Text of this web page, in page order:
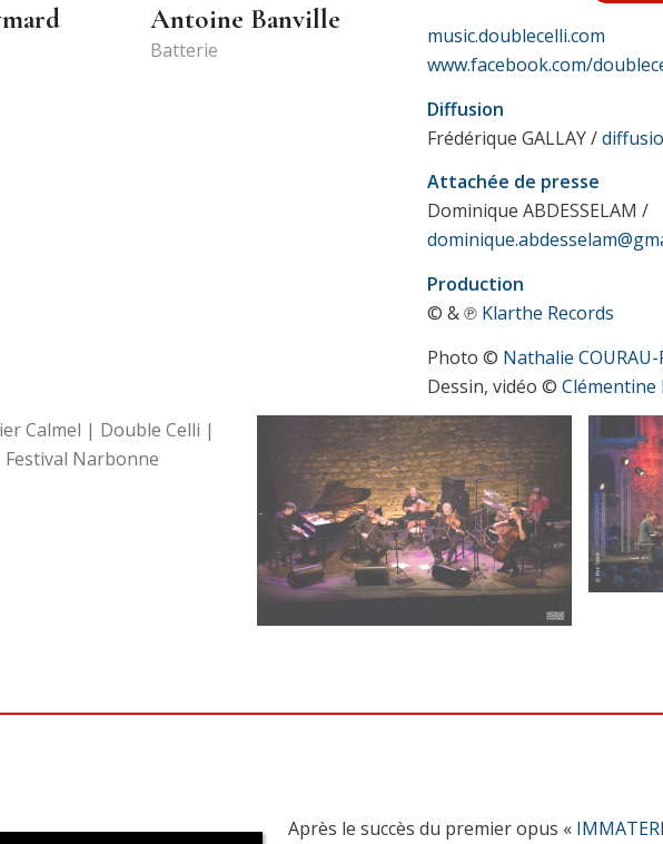
Antoine Banville
Batterie
music.doublecelli.com
www.facebook.com/
Diffusion
Frédérique GALLAY /
Attachée de presse
Dominique ABDESSELAM /
Production
© & ℗ Klarthe Records
Photo © Nathalie COURAU-
Dessin, vidéo © Clémentine
Après le succès du premier opus «